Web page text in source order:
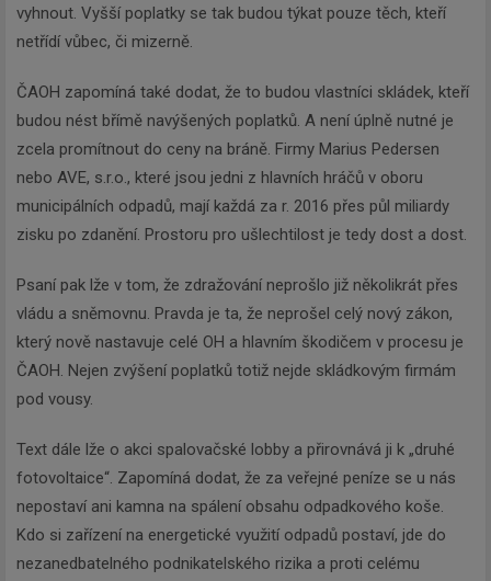
vyhnout. Vyšší poplatky se tak budou týkat pouze těch, kteří
netřídí vůbec, či mizerně.
ČAOH zapomíná také dodat, že to budou vlastníci skládek, kteří
budou nést břímě navýšených poplatků. A není úplně nutné je
zcela promítnout do ceny na bráně. Firmy Marius Pedersen
nebo AVE, s.r.o., které jsou jedni z hlavních hráčů v oboru
municipálních odpadů, mají každá za r. 2016 přes půl miliardy
zisku po zdanění. Prostoru pro ušlechtilost je tedy dost a dost.
Psaní pak lže v tom, že zdražování neprošlo již několikrát přes
vládu a sněmovnu. Pravda je ta, že neprošel celý nový zákon,
který nově nastavuje celé OH a hlavním škodičem v procesu je
ČAOH. Nejen zvýšení poplatků totiž nejde skládkovým firmám
pod vousy.
Text dále lže o akci spalovačské lobby a přirovnává ji k „druhé
fotovoltaice“. Zapomíná dodat, že za veřejné peníze se u nás
nepostaví ani kamna na spálení obsahu odpadkového koše.
Kdo si zařízení na energetické využití odpadů postaví, jde do
nezanedbatelného podnikatelského rizika a proti celému